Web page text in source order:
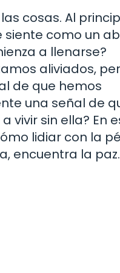
cosas. Al
siente como un
a llenarse?
aliviados,
de que hemos
una señal de
vivir sin ella? En
lidiar con la
encuentra la paz.